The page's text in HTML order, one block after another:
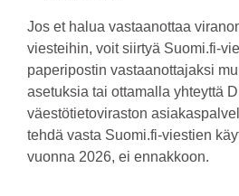
Jos et halua vastaanottaa
viesteihin, voit siirtyä Suomi.fi-
paperipostin vastaanottajaksi
asetuksia tai ottamalla yhteyttä
väestötietoviraston
tehdä vasta Suomi.fi-viestien
vuonna 2026, ei ennakkoon.